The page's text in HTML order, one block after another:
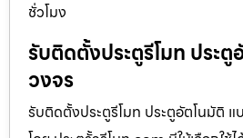
ชั่วโมง
รับติดตั้งประตูรีโมท ประ
วงจร
รับติดตั้งประตูรีโมท ประตูอัตโนมัติ แ